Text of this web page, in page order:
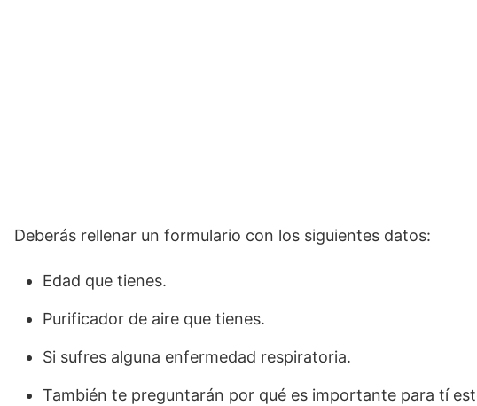
Deberás rellenar un formulario con los siguientes datos:
Edad que tienes.
Purificador de aire que tienes.
Si sufres alguna enfermedad respiratoria.
También te preguntarán por qué es importante para tí